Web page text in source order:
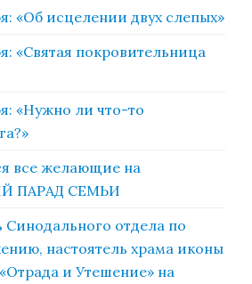
«Об исцелении двух слепых»
«Святая покровительница
«Нужно ли что-то
все желающие на
ПАРАД СЕМЬИ
Синодального отдела по
настоятель храма иконы
и Утешение» на